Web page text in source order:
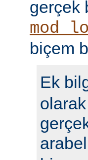
gerçek
biçem
Ek